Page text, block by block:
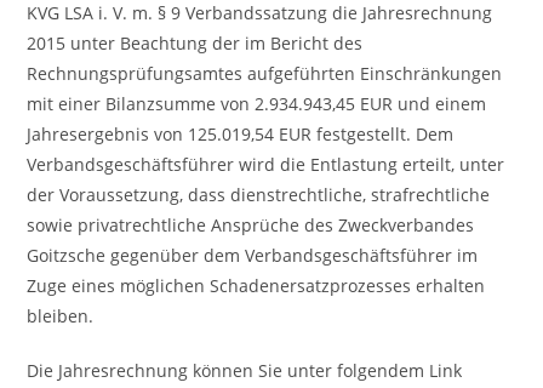
KVG LSA i. V. m. § 9 Verbandssatzung die Jahresrechnung
2015 unter Beachtung der im Bericht des
Rechnungsprüfungsamtes aufgeführten Einschränkungen
mit einer Bilanzsumme von 2.934.943,45 EUR und einem
Jahresergebnis von 125.019,54 EUR festgestellt. Dem
Verbandsgeschäftsführer wird die Entlastung erteilt, unter
der Voraussetzung, dass dienstrechtliche, strafrechtliche
sowie privatrechtliche Ansprüche des Zweckverbandes
Goitzsche gegenüber dem Verbandsgeschäftsführer im
Zuge eines möglichen Schadenersatzprozesses erhalten
bleiben.
Die Jahresrechnung können Sie unter folgendem Link